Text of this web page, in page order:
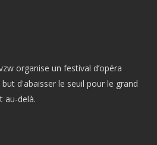
organise un festival d’opéra
d'abaisser le seuil pour le grand
au-delà.